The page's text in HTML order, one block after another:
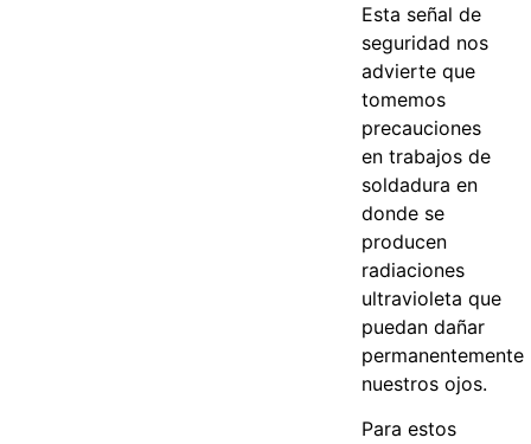
Esta señal de
seguridad nos
advierte que
tomemos
precauciones
en trabajos de
soldadura en
donde se
producen
radiaciones
ultravioleta que
puedan dañar
permanentemente
nuestros ojos.
Para estos